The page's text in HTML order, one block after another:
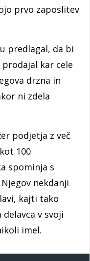
prvo zaposlitev
predlagal, da bi
kar cele
drzna in
ni zdela
podjetja z več
100
spominja s
nekdanji
kajti tako
v svoji
imel.